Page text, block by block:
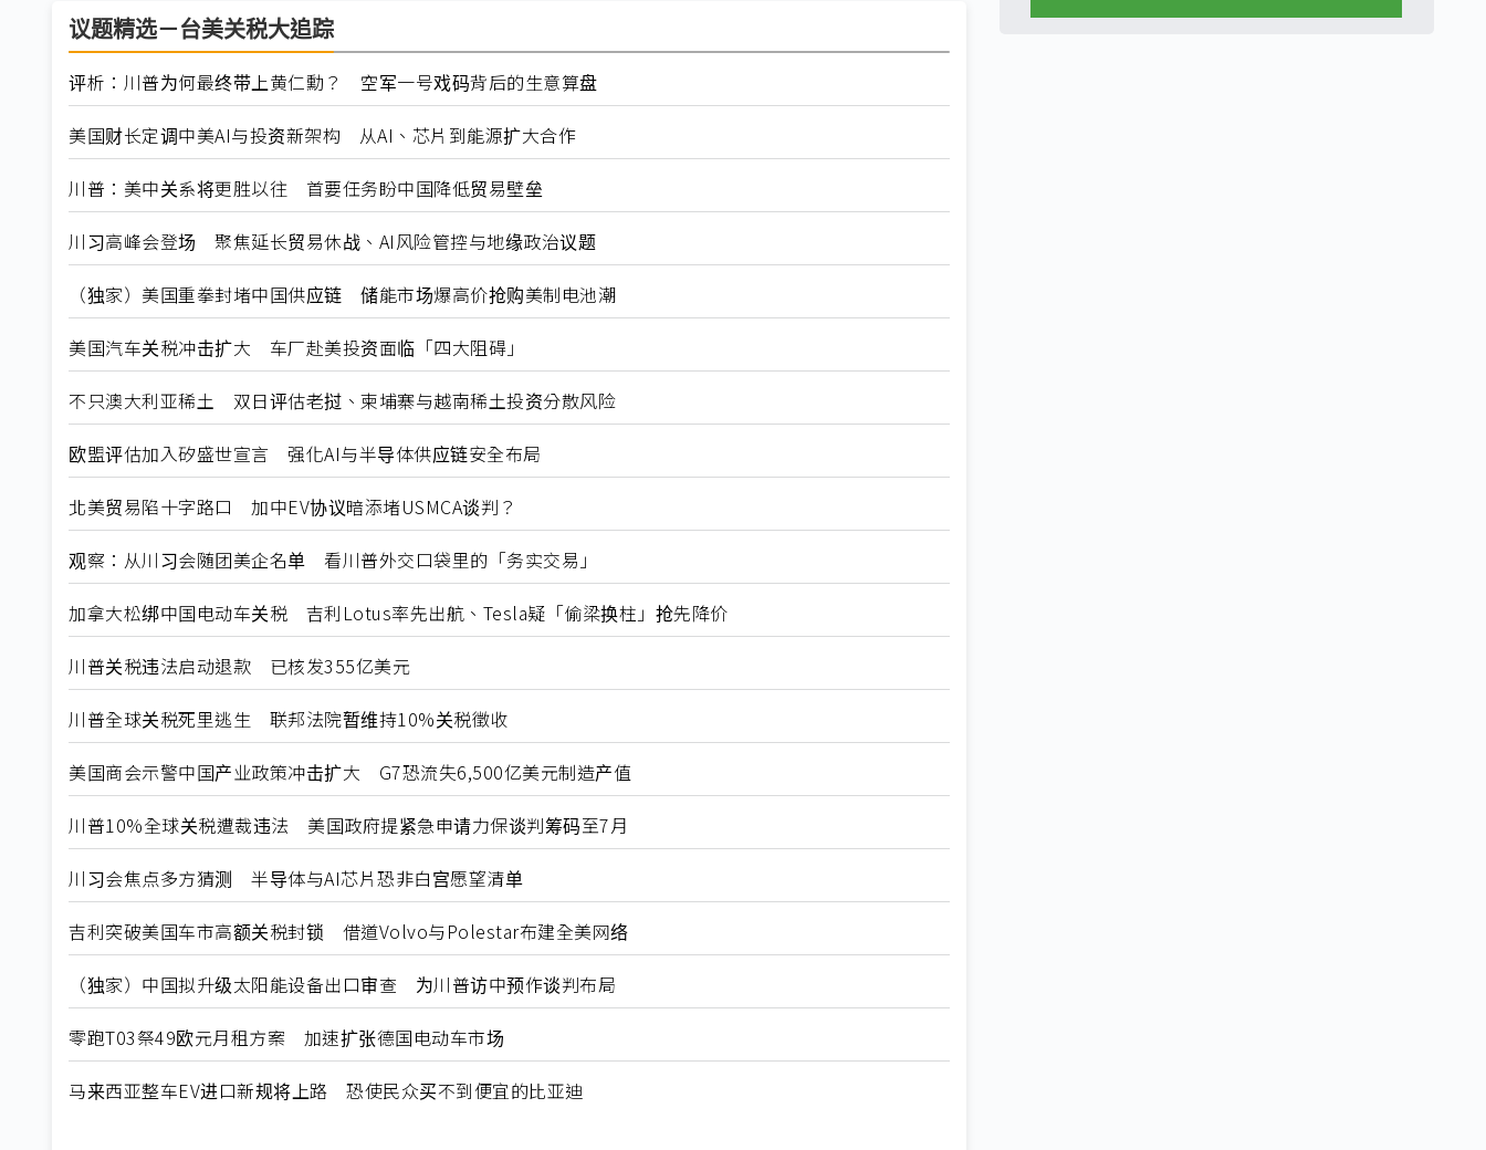
议题精选－台美关税大追踪
评析：川普为何最终带上黄仁勳？ 空军一号戏码背后的生意算盘
美国财长定调中美AI与投资新架构 从AI、芯片到能源扩大合作
川普：美中关系将更胜以往 首要任务盼中国降低贸易壁垒
川习高峰会登场 聚焦延长贸易休战、AI风险管控与地缘政治议题
（独家）美国重拳封堵中国供应链 储能市场爆高价抢购美制电池潮
美国汽车关税冲击扩大 车厂赴美投资面临「四大阻碍」
不只澳大利亚稀土 双日评估老挝、柬埔寨与越南稀土投资分散风险
欧盟评估加入矽盛世宣言 强化AI与半导体供应链安全布局
北美贸易陷十字路口 加中EV协议暗添堵USMCA谈判？
观察：从川习会随团美企名单 看川普外交口袋里的「务实交易」
加拿大松绑中国电动车关税 吉利Lotus率先出航、Tesla疑「偷梁换柱」抢先降价
川普关税违法启动退款 已核发355亿美元
川普全球关税死里逃生 联邦法院暂维持10%关税徵收
美国商会示警中国产业政策冲击扩大 G7恐流失6,500亿美元制造产值
川普10%全球关税遭裁违法 美国政府提紧急申请力保谈判筹码至7月
川习会焦点多方猜测 半导体与AI芯片恐非白宫愿望清单
吉利突破美国车市高额关税封锁 借道Volvo与Polestar布建全美网络
（独家）中国拟升级太阳能设备出口审查 为川普访中预作谈判布局
零跑T03祭49欧元月租方案 加速扩张德国电动车市场
马来西亚整车EV进口新规将上路 恐使民众买不到便宜的比亚迪